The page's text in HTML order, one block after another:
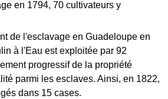
en 1794, 70 cultivateurs y
de l'esclavage en Guadeloupe en
à l'Eau est exploitée par 92
progressif de la propriété
parmi les esclaves. Ainsi, en 1822,
dans 15 cases.